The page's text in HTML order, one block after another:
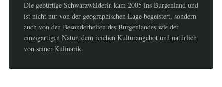
Die gebürtige Schwarzwälderin kam 2005 ins Burgenland und
ist nicht nur von der geographischen Lage begeistert, sondern
auch von den Besonderheiten des Burgenlandes wie der
einzigartigen Natur, dem reichen Kulturangebot und natürlich
von seiner Kulinarik.